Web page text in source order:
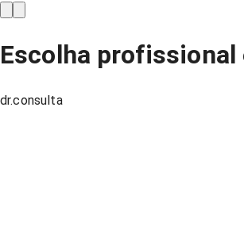
Escolha profissional
dr.consulta